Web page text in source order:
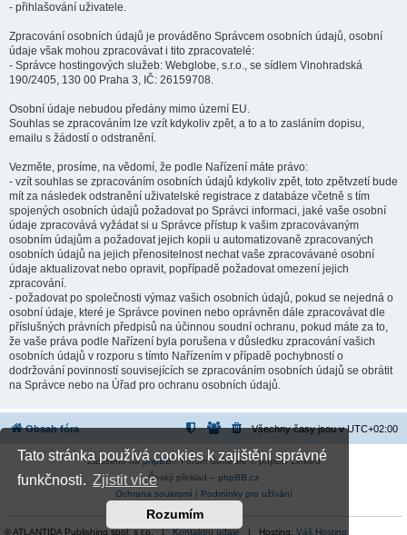
Tato stránka používá cookies k zajištění správné
funkčnosti. Zjistit více
Rozumím
- přihlašování uživatele.
Zpracování osobních údajů je prováděno Správcem osobních údajů, osobní
údaje však mohou zpracovávat i tito zpracovatelé:
- Správce hostingových služeb: Webglobe, s.r.o., se sídlem Vinohradská
190/2405, 130 00 Praha 3, IČ: 26159708.
Osobní údaje nebudou předány mimo území EU.
Souhlas se zpracováním lze vzít kdykoliv zpět, a to a to zasláním dopisu,
emailu s žádostí o odstranění.
Vezměte, prosíme, na vědomí, že podle Nařízení máte právo:
- vzít souhlas se zpracováním osobních údajů kdykoliv zpět, toto zpětvzetí bude
mít za následek odstranění uživatelské registrace z databáze včetně s tím
spojených osobních údajů požadovat po Správci informaci, jaké vaše osobní
údaje zpracovává vyžádat si u Správce přístup k vašim zpracovávaným
osobním údajům a požadovat jejich kopii u automatizovaně zpracovaných
osobních údajů na jejich přenositelnost nechat vaše zpracovávané osobní
údaje aktualizovat nebo opravit, popřípadě požadovat omezení jejich
zpracování.
- požadovat po společnosti výmaz vašich osobních údajů, pokud se nejedná o
osobní údaje, které je Správce povinen nebo oprávněn dále zpracovávat dle
příslušných právních předpisů na účinnou soudní ochranu, pokud máte za to,
že vaše práva podle Nařízení byla porušena v důsledku zpracování vašich
osobních údajů v rozporu s tímto Nařízením v případě pochybností o
dodržování povinností souvisejících se zpracováním osobních údajů se obrátit
na Správce nebo na Úřad pro ochranu osobních údajů.
Obsah fóra Všechny časy jsou vUTC+02:00
Založeno naphpBB® Forum Software © phpBB Limited
Český překlad – phpBB.cz
Ochrana soukromí| Podmínky pro užívání
© ATLANTIDA Publishing spol. s r.o. |Kontaktní údaje| Hosting: Váš Hosting